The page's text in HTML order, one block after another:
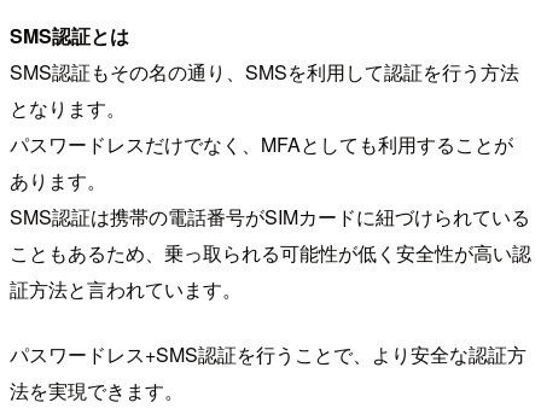
SMS認証とは
SMS認証もその名の通り、SMSを利用して認証を行う方法
となります。
パスワードレスだけでなく、MFAとしても利用することが
あります。
SMS認証は携帯の電話番号がSIMカードに紐づけられている
こともあるため、乗っ取られる可能性が低く安全性が高い認
証方法と言われています。
パスワードレス+SMS認証を行うことで、より安全な認証方
法を実現できます。